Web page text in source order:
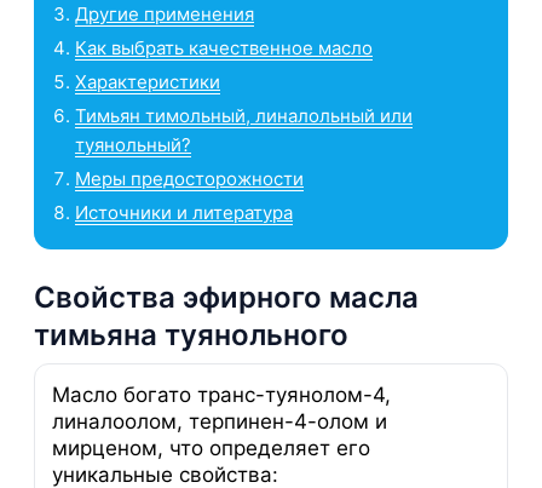
Другие применения
Как выбрать качественное масло
Характеристики
Тимьян тимольный, линалольный или
туянольный?
Меры предосторожности
Источники и литература
Свойства эфирного масла
тимьяна туянольного
Масло богато транс-туянолом-4,
линалоолом, терпинен-4-олом и
мирценом, что определяет его
уникальные свойства: